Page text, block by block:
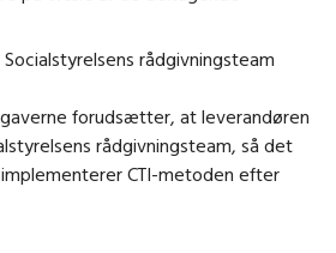
rådgivningsteam
forudsætter, at leverandøren
rådgivningsteam, så det
CTI-metoden efter